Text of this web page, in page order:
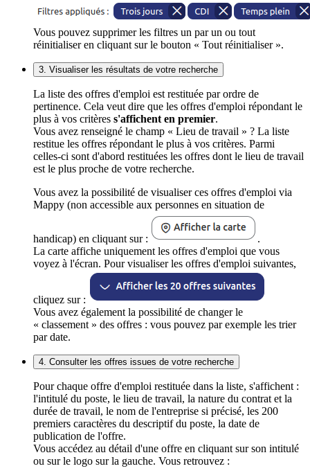
Vous pouvez supprimer les filtres un par un ou tout
réinitialiser en cliquant sur le bouton « Tout réinitialiser ».
3. Visualiser les résultats de votre recherche
La liste des offres d'emploi est restituée par ordre de
pertinence. Cela veut dire que les offres d'emploi répondant le
plus à vos critères s'affichent en premier.
Vous avez renseigné le champ « Lieu de travail » ? La liste
restitue les offres répondant le plus à vos critères. Parmi
celles-ci sont d'abord restituées les offres dont le lieu de travail
est le plus proche de votre recherche.
Vous avez la possibilité de visualiser ces offres d'emploi via
Mappy (non accessible aux personnes en situation de
handicap) en cliquant sur :
.
La carte affiche uniquement les offres d'emploi que vous
voyez à l'écran. Pour visualiser les offres d'emploi suivantes,
cliquez sur :
Vous avez également la possibilité de changer le
« classement » des offres : vous pouvez par exemple les trier
par date.
4. Consulter les offres issues de votre recherche
Pour chaque offre d'emploi restituée dans la liste, s'affichent :
l'intitulé du poste, le lieu de travail, la nature du contrat et la
durée de travail, le nom de l'entreprise si précisé, les 200
premiers caractères du descriptif du poste, la date de
publication de l'offre.
Vous accédez au détail d'une offre en cliquant sur son intitulé
ou sur le logo sur la gauche. Vous retrouvez :